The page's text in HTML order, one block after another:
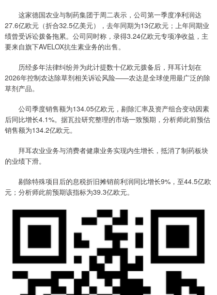
这家德国农业与制药集团于周二表示，公司第一季度净利润达
27.6亿欧元（折合32.5亿美元），去年同期为13亿欧元；上年同期业
绩曾受诉讼拨备拖累。公司同时称，录得3.24亿欧元专项净收益，主
要来自旗下AVELOX抗生素业务的出售。
历经多年法律纠纷并为此计提数十亿欧元拨备后，拜耳计划在
2026年控制农达除草剂相关诉讼风险——农达是全球使用最广泛的除
草剂产品。
公司季度销售额为134.05亿欧元，剔除汇率及资产组合变动因素
后同比增长4.1%。据瓦拉研究整理的市场一致预期，分析师此前预估
销售额为134.2亿欧元。
拜耳农业业务与消费者健康业务实现内生增长，抵消了制药板块
的业绩下滑。
剔除特殊项目后的息税折旧摊销前利润同比增长9%，至44.5亿欧
元；分析师此前预期该指标为39.3亿欧元。